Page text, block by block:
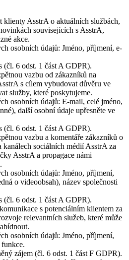
klienty AsstrA o aktuálních službách,
souvisejících s AsstrA,
akce.
osobních údajů: Jméno, příjmení, e-
(čl. 6 odst. 1 část A GDPR).
vazbu od zákazníků na
s cílem vybudovat důvěru ve
služby, které poskytujeme.
osobních údajů: E-mail, celé jméno,
další osobní údaje upřesněte ve
(čl. 6 odst. 1 část A GDPR).
vazbu a komentáře zákazníků o
kanálech sociálních médií AsstrA za
AsstrA a propagace námi
osobních údajů: Jméno, příjmení,
o videoobsah), název společnosti
(čl. 6 odst. 1 část A GDPR).
s potenciálním klientem za
relevantních služeb, které může
osobních údajů: Jméno, příjmení,
zájem (čl. 6 odst. 1 část F GDPR).